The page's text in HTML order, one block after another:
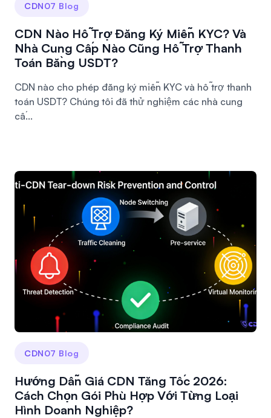
CDN07 Blog
CDN Nào Hỗ Trợ Đăng Ký Miễn KYC? Và
Nhà Cung Cấp Nào Cũng Hỗ Trợ Thanh
Toán Bằng USDT?
CDN nào cho phép đăng ký miễn KYC và hỗ trợ thanh
toán USDT? Chúng tôi đã thử nghiệm các nhà cung
cấ...
CDN07 Blog
Hướng Dẫn Giá CDN Tăng Tốc 2026:
Cách Chọn Gói Phù Hợp Với Từng Loại
Hình Doanh Nghiệp?